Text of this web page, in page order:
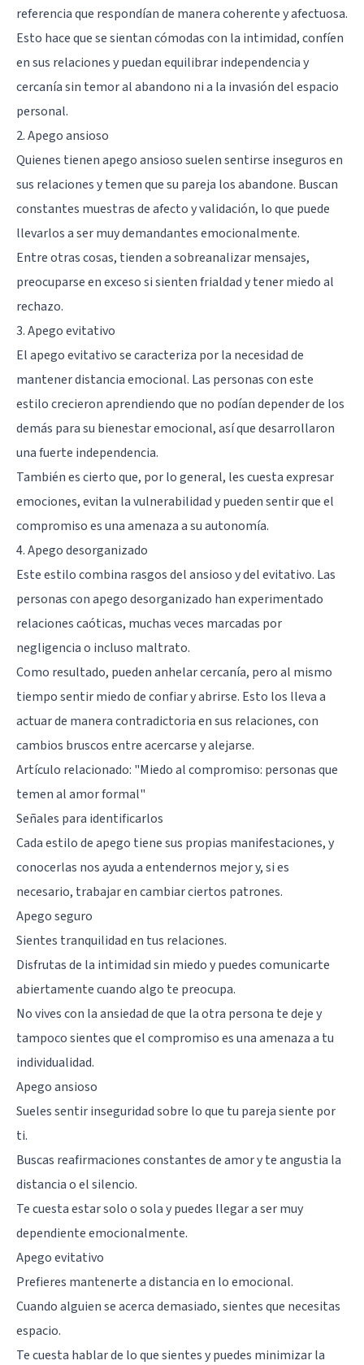
referencia que respondían de manera coherente y afectuosa.
Esto hace que se sientan cómodas con la intimidad, confíen
en sus relaciones y puedan equilibrar independencia y
cercanía sin temor al abandono ni a la invasión del espacio
personal.
2. Apego ansioso
Quienes tienen apego ansioso suelen sentirse inseguros en
sus relaciones y temen que su pareja los abandone. Buscan
constantes muestras de afecto y validación, lo que puede
llevarlos a ser muy demandantes emocionalmente.
Entre otras cosas, tienden a sobreanalizar mensajes,
preocuparse en exceso si sienten frialdad y tener miedo al
rechazo.
3. Apego evitativo
El apego evitativo se caracteriza por la necesidad de
mantener distancia emocional. Las personas con este
estilo crecieron aprendiendo que no podían depender de los
demás para su bienestar emocional, así que desarrollaron
una fuerte independencia.
También es cierto que, por lo general, les cuesta expresar
emociones, evitan la vulnerabilidad y pueden sentir que el
compromiso es una amenaza a su autonomía.
4. Apego desorganizado
Este estilo combina rasgos del ansioso y del evitativo. Las
personas con apego desorganizado han experimentado
relaciones caóticas, muchas veces marcadas por
negligencia o incluso maltrato.
Como resultado, pueden anhelar cercanía, pero al mismo
tiempo sentir miedo de confiar y abrirse. Esto los lleva a
actuar de manera contradictoria en sus relaciones, con
cambios bruscos entre acercarse y alejarse.
Artículo relacionado: "Miedo al compromiso: personas que
temen al amor formal"
Señales para identificarlos
Cada estilo de apego tiene sus propias manifestaciones, y
conocerlas nos ayuda a entendernos mejor y, si es
necesario, trabajar en cambiar ciertos patrones.
Apego seguro
Sientes tranquilidad en tus relaciones.
Disfrutas de la intimidad sin miedo y puedes comunicarte
abiertamente cuando algo te preocupa.
No vives con la ansiedad de que la otra persona te deje y
tampoco sientes que el compromiso es una amenaza a tu
individualidad.
Apego ansioso
Sueles sentir inseguridad sobre lo que tu pareja siente por
ti.
Buscas reafirmaciones constantes de amor y te angustia la
distancia o el silencio.
Te cuesta estar solo o sola y puedes llegar a ser muy
dependiente emocionalmente.
Apego evitativo
Prefieres mantenerte a distancia en lo emocional.
Cuando alguien se acerca demasiado, sientes que necesitas
espacio.
Te cuesta hablar de lo que sientes y puedes minimizar la